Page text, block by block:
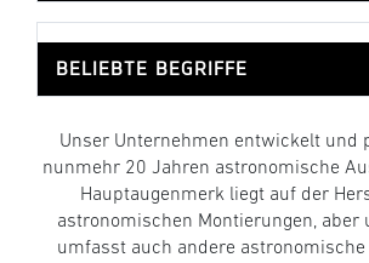
BELIEBTE BEGRIFFE
Unser Unternehmen entwickelt und
nunmehr 20 Jahren astronomische
Hauptaugenmerk liegt auf der
astronomischen Montierungen, aber
umfasst auch andere